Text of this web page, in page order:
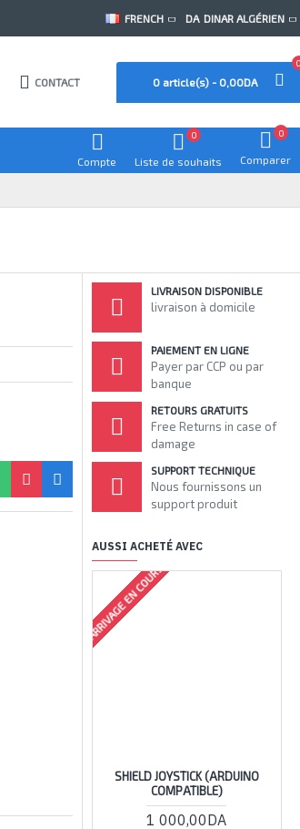
FRENCH DA DINAR ALGÉRIEN
CONTACT 0 article(s) - 0,00DA
Compte Liste de souhaits
0
Comparer
0
LIVRAISON DISPONIBLE
livraison à domicile
PAIEMENT EN LIGNE
Payer par CCP ou par
banque
RETOURS GRATUITS
Free Returns in case of
damage
SUPPORT TECHNIQUE
Nous fournissons un
support produit
AUSSI ACHETÉ AVEC
ARRIVAGE EN COURS
SHIELD JOYSTICK (ARDUINO
COMPATIBLE)
1 000,00DA